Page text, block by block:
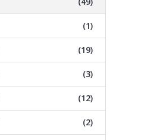
(1)
(19)
(3)
(12)
(2)